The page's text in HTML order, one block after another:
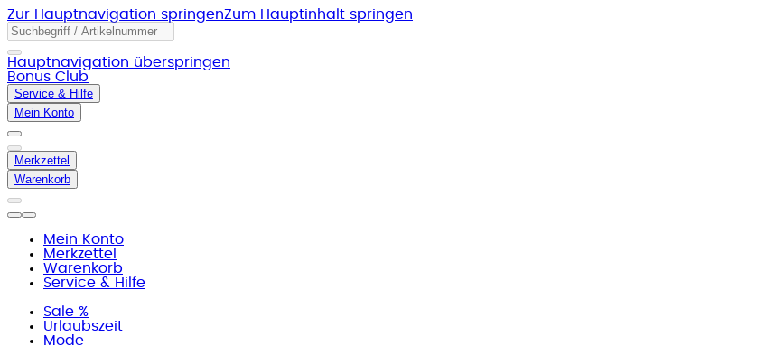
Zur Hauptnavigation springenZum Hauptinhalt springen
Hauptnavigation überspringen
Bonus Club
Service & Hilfe
Mein Konto
Merkzettel
Warenkorb
Mein Konto
Merkzettel
Warenkorb
Service & Hilfe
Sale %
Urlaubszeit
Mode